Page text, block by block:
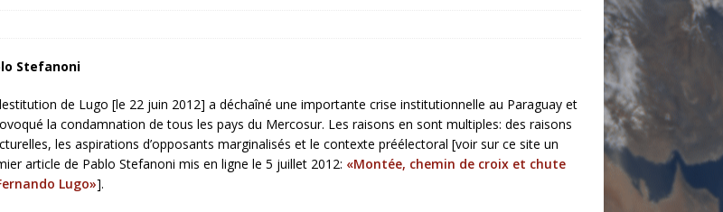
de la démilitarisation de la Police militaire
Stefanoni
de Lugo [le 22 juin 2012] a déchaîné une importante crise institutionnelle au Paraguay et
la condamnation de tous les pays du Mercosur. Les raisons en sont multiples: des raisons
les aspirations d’opposants marginalisés et le contexte préélectoral [voir sur ce site un
article de Pablo Stefanoni mis en ligne le 5 juillet 2012: «Montée, chemin de croix et chute
Lugo»].